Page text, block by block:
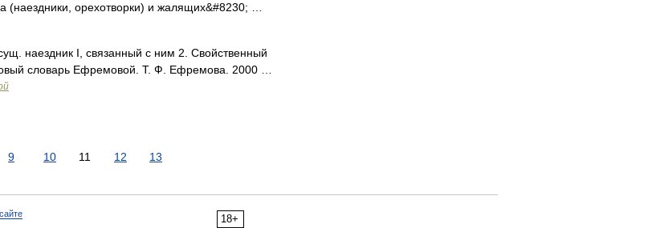
(наездники, орехотворки) и жалящих&#8230; …
наездник I, связанный с ним 2. Свойственный
словарь Ефремовой. Т. Ф. Ефремова. 2000 …
9 10 11 12 13
18+